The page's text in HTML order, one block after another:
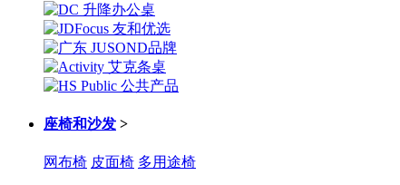
座椅和沙发 >
网布椅 皮面椅 多用途椅